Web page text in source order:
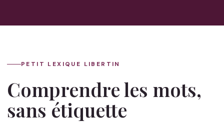
PETIT LEXIQUE LIBERTIN
Comprendre les mots,
sans étiquette